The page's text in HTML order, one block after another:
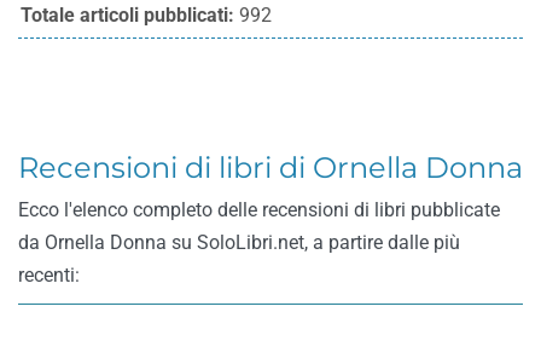
Totale articoli pubblicati: 992
Recensioni di libri di Ornella Donna
Ecco l'elenco completo delle recensioni di libri pubblicate
da Ornella Donna su SoloLibri.net, a partire dalle più
recenti: